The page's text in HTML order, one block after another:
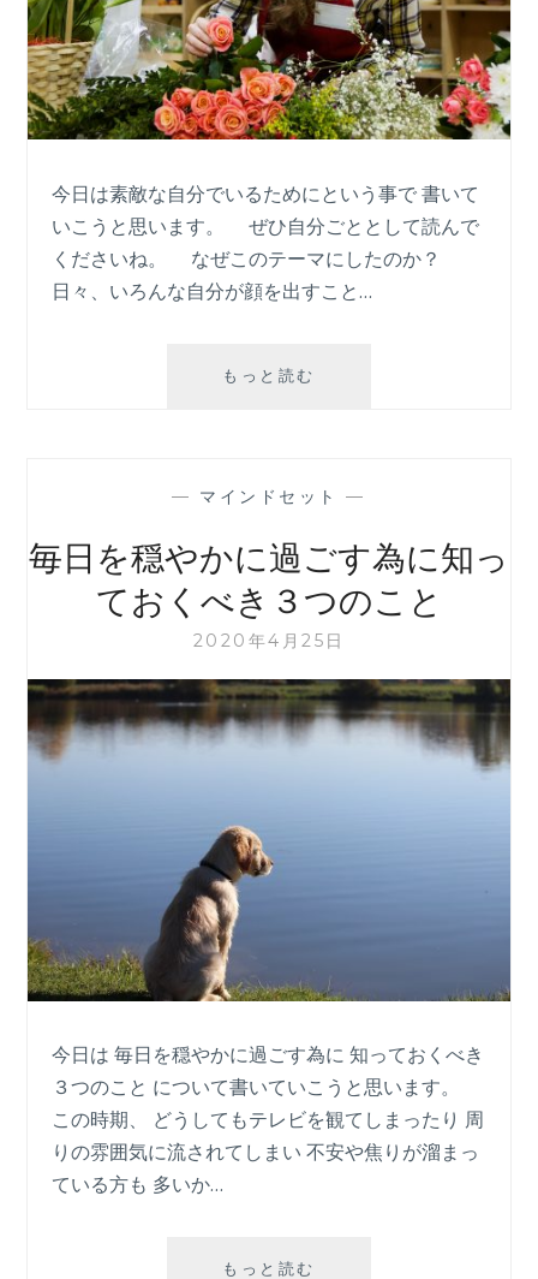
今日は素敵な自分でいるためにという事で 書いて
いこうと思います。 ぜひ自分ごととして読んで
くださいね。 なぜこのテーマにしたのか？
日々、いろんな自分が顔を出すこと…
もっと読む
で
る
め
に
— マインドセット —
毎日を穏やかに過ごす為に知っ
ておくべき３つのこと
2020年4月25日
今日は 毎日を穏やかに過ごす為に 知っておくべき
３つのこと について書いていこうと思います。
この時期、 どうしてもテレビを観てしまったり 周
りの雰囲気に流されてしまい 不安や焦りが溜まっ
ている方も 多いか…
もっと読む